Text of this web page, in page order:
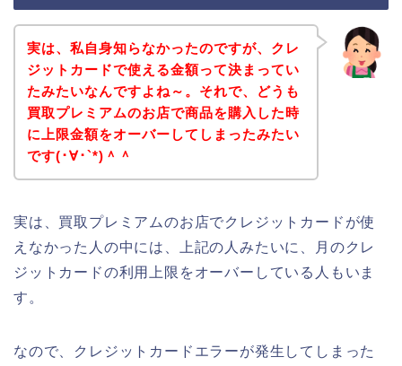
実は、私自身知らなかったのですが、クレ
ジットカードで使える金額って決まってい
たみたいなんですよね～。それで、どうも
買取プレミアムのお店で商品を購入した時
に上限金額をオーバーしてしまったみたい
です(･∀･`*)＾＾
実は、買取プレミアムのお店でクレジットカードが使
えなかった人の中には、上記の人みたいに、月のクレ
ジットカードの利用上限をオーバーしている人もいま
す。
なので、クレジットカードエラーが発生してしまった